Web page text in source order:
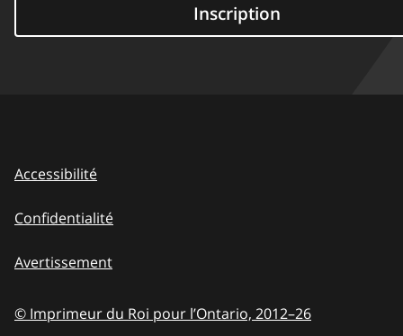
Inscription
Accessibilité
Confidentialité
Avertissement
© Imprimeur du Roi pour l’Ontario, 2012–26